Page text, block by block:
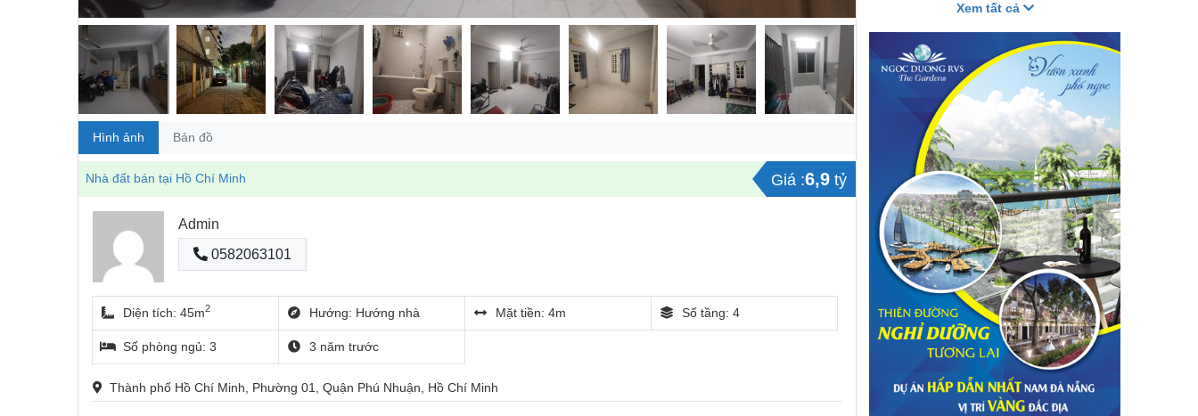
Hình ảnh Bản đồ
Nhà đất bán tại Hồ Chí Minh Giá :6,9 tỷ
Admin
0582063101
Diện tích: 45m2 Hướng: Hướng nhà Mặt tiền: 4m Số tầng: 4
Số phòng ngủ: 3 3 năm trước
Thành phố Hồ Chí Minh, Phường 01, Quận Phú Nhuận, Hồ Chí Minh
Xem tất cả